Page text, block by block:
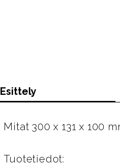
Esittely
Mitat 300 x 131 x 100
Tuotetiedot: